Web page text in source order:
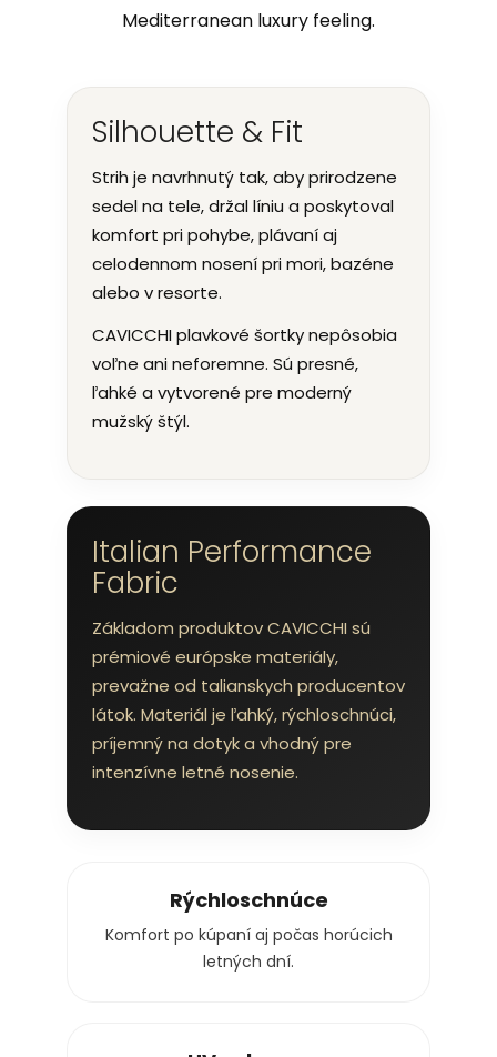
Mediterranean luxury feeling.
Silhouette & Fit
Strih je navrhnutý tak, aby prirodzene
sedel na tele, držal líniu a poskytoval
komfort pri pohybe, plávaní aj
celodennom nosení pri mori, bazéne
alebo v resorte.
CAVICCHI plavkové šortky nepôsobia
voľne ani neforemne. Sú presné,
ľahké a vytvorené pre moderný
mužský štýl.
Italian Performance
Fabric
Základom produktov CAVICCHI sú
prémiové európske materiály,
prevažne od talianskych producentov
látok. Materiál je ľahký, rýchloschnúci,
príjemný na dotyk a vhodný pre
intenzívne letné nosenie.
Rýchloschnúce
Komfort po kúpaní aj počas horúcich
letných dní.